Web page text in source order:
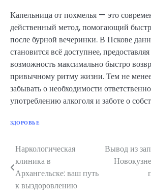
Капельница от похмелья — это
действенный метод, помогающий
после бурной вечеринки. В Пскове
становится всё доступнее,
возможность максимально быстро
привычному ритму жизни. Тем не
забывать о необходимости
употреблению алкоголя и заботе о
ЗДОРОВЬЕ
Навигация
по
записям
Наркологическая
клиника в
Архангельске: ваш путь
к выздоровлению
Вывод из